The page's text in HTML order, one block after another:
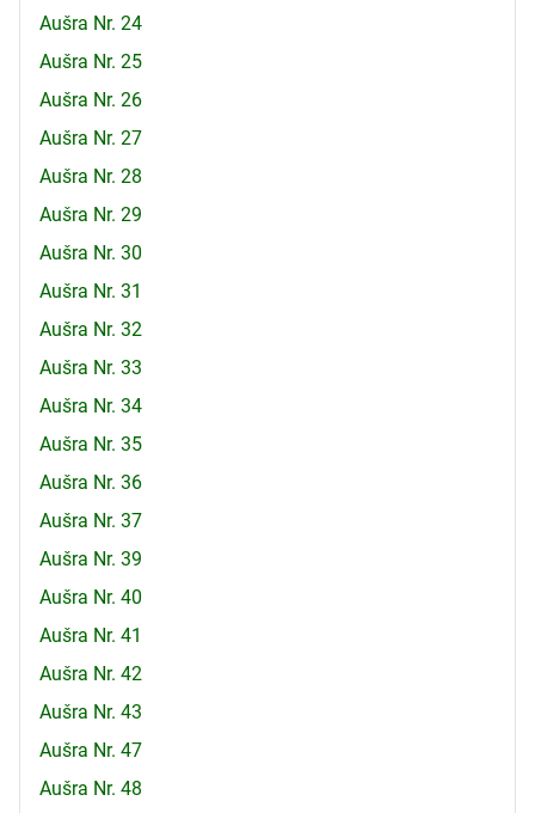
Aušra Nr. 24
Aušra Nr. 25
Aušra Nr. 26
Aušra Nr. 27
Aušra Nr. 28
Aušra Nr. 29
Aušra Nr. 30
Aušra Nr. 31
Aušra Nr. 32
Aušra Nr. 33
Aušra Nr. 34
Aušra Nr. 35
Aušra Nr. 36
Aušra Nr. 37
Aušra Nr. 39
Aušra Nr. 40
Aušra Nr. 41
Aušra Nr. 42
Aušra Nr. 43
Aušra Nr. 47
Aušra Nr. 48